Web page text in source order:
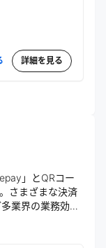
詳細を見る
」とQRコー
さまざまな決済
業界の業務効率
大手企業との取